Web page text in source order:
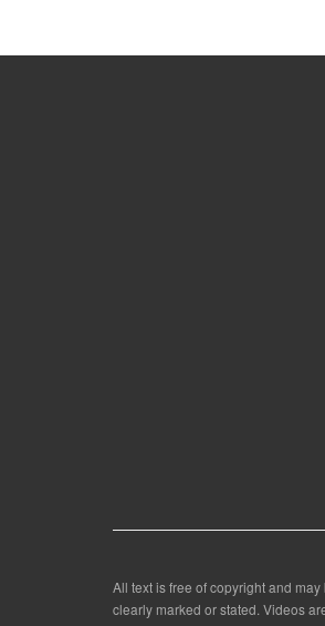
All text is free of copyright and
clearly marked or stated. Videos